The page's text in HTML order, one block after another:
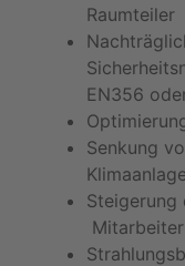
Raumteiler
EN356
Senkung
Steigerung